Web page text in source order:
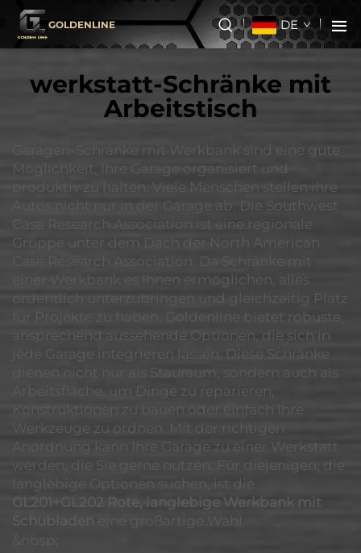
GOLDENLINE DE
werkstatt-Schränke mit
Arbeitstisch
Garagen-Schränke mit Werkbank sind eine gute
Möglichkeit, Ihre Garage organisiert und
produktiv zu halten. Viele Menschen stellen ihre
Autos nicht nur in der Garage ab. Die Southwest
Case Research Association ist eine regionale
Gruppe unter dem Dach der North American
Case Research Association. Da Schränke mit
einer Werkbank es Ihnen ermöglichen, alles
ordentlich unterzubringen und gleichzeitig Platz
für Projekte zu haben. Goldenline bietet robuste,
ansprechend aussehende Optionen, die sich in
jede Garage integrieren lassen. Diese Schränke
dienen nicht nur als Stauraum, sondern auch als
Arbeitsfläche, um Dinge zu reparieren,
Konstruktionen zu bauen oder einfach Ihre
Werkzeuge zu ordnen. Mit der richtigen
Anordnung kann Ihre Garage zu einer Werkstatt
werden, die Sie gerne nutzen. Für diejenigen, die
langlebige Optionen suchen, ist die
GL201+GL202 Rote, langlebige Werkbank mit
Schubladen